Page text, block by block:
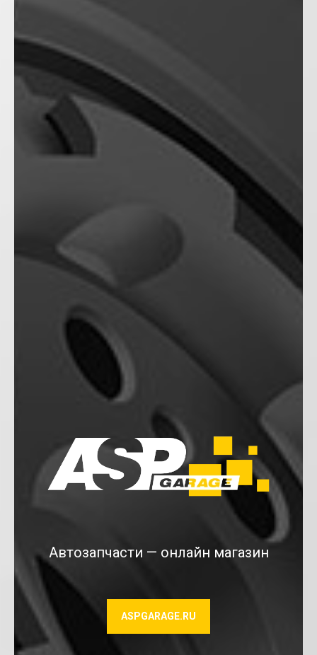
Автозапчасти — онлайн магазин
ASPGARAGE.RU